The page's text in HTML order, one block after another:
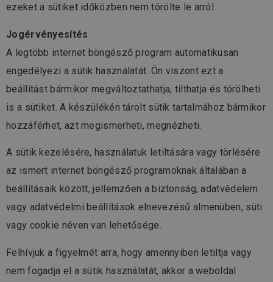
ezeket a sütiket időközben nem törölte le arról.
Jogérvényesítés
A legtöbb internet böngésző program automatikusan
engedélyezi a sütik használatát. Ön viszont ezt a
beállítást bármikor megváltoztathatja, tilthatja és törölheti
is a sütiket. A készülékén tárolt sütik tartalmához bármikor
hozzáférhet, azt megismerheti, megnézheti.
A sütik kezelésére, használatuk letiltására vagy törlésére
az ismert internet böngésző programoknak általában a
beállításaik között, jellemzően a biztonság, adatvédelem
vagy adatvédelmi beállítások elnevezésű almenüben, süti
vagy cookie néven van lehetősége.
Felhívjuk a figyelmét arra, hogy amennyiben letiltja vagy
nem fogadja el a sütik használatát, akkor a weboldal